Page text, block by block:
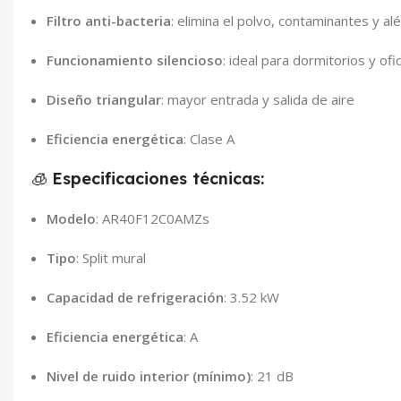
Filtro anti-bacteria: elimina el polvo, contaminantes y
Funcionamiento silencioso: ideal para dormitorios y
Diseño triangular: mayor entrada y salida de aire
Eficiencia energética: Clase A
🧊 Especificaciones técnicas:
Modelo: AR40F12C0AMZs
Tipo: Split mural
Capacidad de refrigeración: 3.52 kW
Eficiencia energética: A
Nivel de ruido interior (mínimo): 21 dB